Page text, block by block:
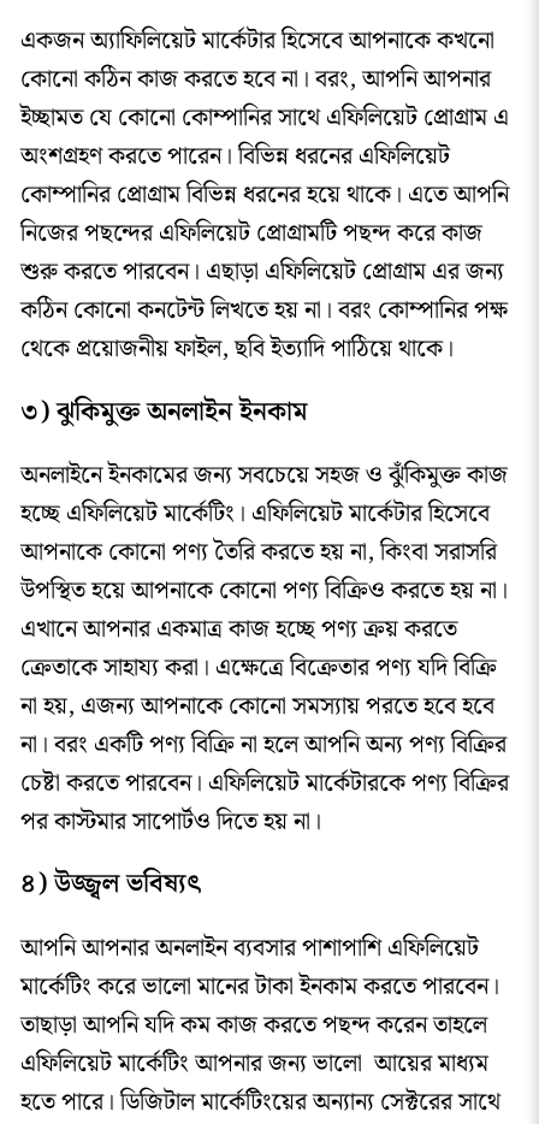
একজন অ্যাফিলিয়েট মার্কেটার হিসেবে আপনাকে কখনো
কোনো কঠিন কাজ করতে হবে না। বরং, আপনি আপনার
ইচ্ছামত যে কোনো কোম্পানির সাথে এফিলিয়েট প্রোগ্রাম এ
অংশগ্রহণ করতে পারেন। বিভিন্ন ধরনের এফিলিয়েট
কোম্পানির প্রোগ্রাম বিভিন্ন ধরনের হয়ে থাকে। এতে আপনি
নিজের পছন্দের এফিলিয়েট প্রোগ্রামটি পছন্দ করে কাজ
শুরু করতে পারবেন। এছাড়া এফিলিয়েট প্রোগ্রাম এর জন্য
কঠিন কোনো কনটেন্ট লিখতে হয় না। বরং কোম্পানির পক্ষ
থেকে প্রয়োজনীয় ফাইল, ছবি ইত্যাদি পাঠিয়ে থাকে।
৩) ঝুকিমুক্ত অনলাইন ইনকাম
অনলাইনে ইনকামের জন্য সবচেয়ে সহজ ও ঝুঁকিমুক্ত কাজ
হচ্ছে এফিলিয়েট মার্কেটিং। এফিলিয়েট মার্কেটার হিসেবে
আপনাকে কোনো পণ্য তৈরি করতে হয় না, কিংবা সরাসরি
উপস্থিত হয়ে আপনাকে কোনো পণ্য বিক্রিও করতে হয় না।
এখানে আপনার একমাত্র কাজ হচ্ছে পণ্য ক্রয় করতে
ক্রেতাকে সাহায্য করা। এক্ষেত্রে বিক্রেতার পণ্য যদি বিক্রি
না হয়, এজন্য আপনাকে কোনো সমস্যায় পরতে হবে হবে
না। বরং একটি পণ্য বিক্রি না হলে আপনি অন্য পণ্য বিক্রির
চেষ্টা করতে পারবেন। এফিলিয়েট মার্কেটারকে পণ্য বিক্রির
পর কাস্টমার সাপোর্টও দিতে হয় না।
৪) উজ্জ্বল ভবিষ্যৎ
আপনি আপনার অনলাইন ব্যবসার পাশাপাশি এফিলিয়েট
মার্কেটিং করে ভালো মানের টাকা ইনকাম করতে পারবেন।
তাছাড়া আপনি যদি কম কাজ করতে পছন্দ করেন তাহলে
এফিলিয়েট মার্কেটিং আপনার জন্য ভালো আয়ের মাধ্যম
হতে পারে। ডিজিটাল মার্কেটিংয়ের অন্যান্য সেক্টরের সাথে